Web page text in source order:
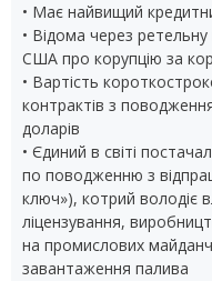
• Має найвищий
• Відома через
США про корупцію за
• Вартість
контрактів з
доларів
• Єдиний в світі
по поводженню з
ключ»), котрий володіє
ліцензування,
на промислових
завантаження палива